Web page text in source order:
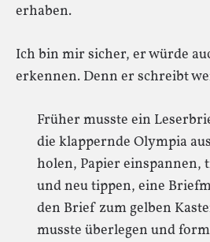
erhaben.
Ich bin mir sicher, er würde
erkennen. Denn er schreibt
Früher musste ein
die klappernde Olympia
holen, Papier einspannen,
und neu tippen, eine
den Brief zum gelben
musste überlegen und